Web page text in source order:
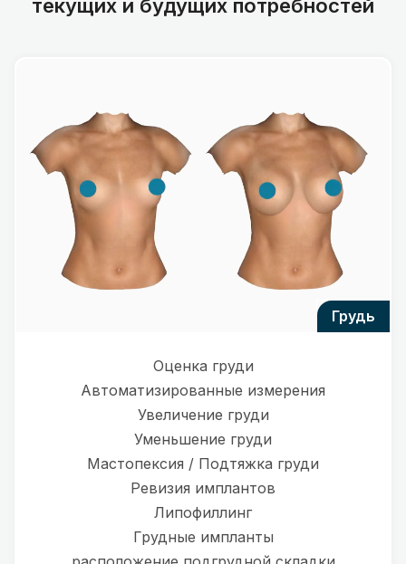
текущих и будущих потребностей
грудь
Оценка груди
Автоматизированные измерения
Увеличение груди
Уменьшение груди
Мастопексия / Подтяжка груди
Ревизия имплантов
Липофиллинг
Грудные импланты